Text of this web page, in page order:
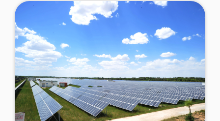
品使用严重制约了其产业化进程。近日，一项基于
环保溶剂与紫外光固化的直接图案化技术为二维半
导体制造提供了创新解决方案。